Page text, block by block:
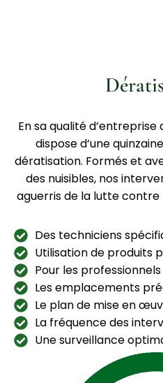
En sa qualité d’entreprise
dispose d’une
dératisation. Formés et
des nuisibles, nos
aguerris de la lutte contre
Des techniciens
Utilisation de produits
Pour les
Les emplacements
Le plan de mise en
La fréquence des
Une surveillance